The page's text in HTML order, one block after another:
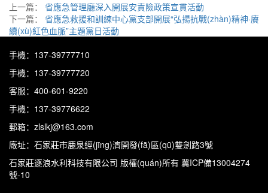
上一篇：
省應急管理廳深入開展安責險政策宣貫活動
下一篇：
省應急救援和訓練中心黨支部開展“弘揚抗戰(zhàn)精神·賡
續(xù)紅色血脈”主題黨日活動
手機：137-39777710
手機：137-39777720
客服：400-601-9220
手機：137-39776622
郵箱：zlslkj@163.com
廠址：石家莊市鹿泉經(jīng)濟開發(fā)區(qū)雙劍路3號
石家莊逐浪水利科技有限公司 版權(quán)所有 冀ICP備13004274
號-10